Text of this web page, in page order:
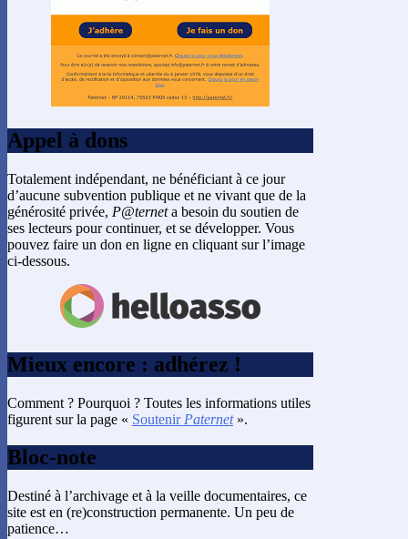
Appel à dons
Totalement indépendant, ne bénéficiant à ce jour
d’aucune subvention publique et ne vivant que de la
générosité privée, P@terneta besoin du soutien de
ses lecteurs pour continuer, et se développer. Vous
pouvez faire un don en ligne en cliquant sur l’image
ci-dessous.
Mieux encore : adhérez !
Comment ? Pourquoi ? Toutes les informations utiles
figurent sur la page « Soutenir Paternet».
Bloc-note
Destiné à l’archivage et à la veille documentaires, ce
site est en (re)construction permanente. Un peu de
patience…